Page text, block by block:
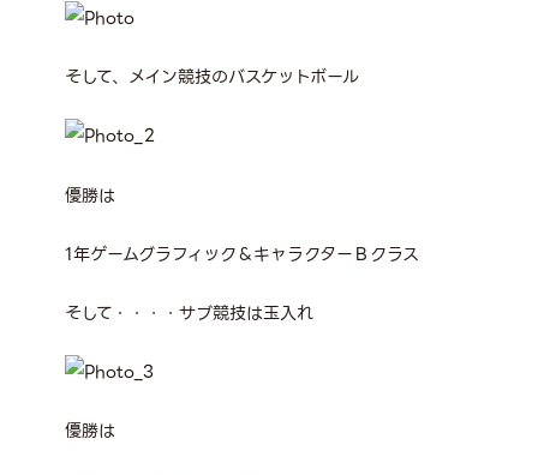
そして、メイン競技のバスケットボール
優勝は
1年ゲームグラフィック＆キャラクターＢクラス
そして・・・・サブ競技は玉入れ
優勝は